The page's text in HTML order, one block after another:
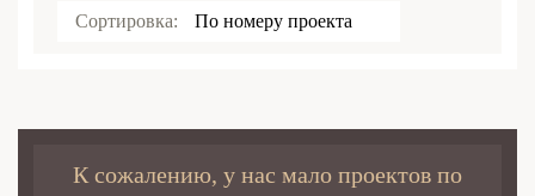
Сортировка: По номеру проекта
К сожалению, у нас мало проектов по